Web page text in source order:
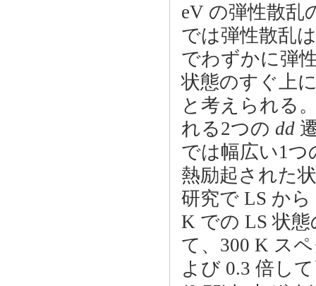
eV の弾性散乱
では弾性散乱
でわずかに弾
状態のすぐ上
と考えられる
れる2つの dd
では幅広い1
熱励起された
研究で LS か
K での LS 状
て、300 K ス
よび 0.3 倍し